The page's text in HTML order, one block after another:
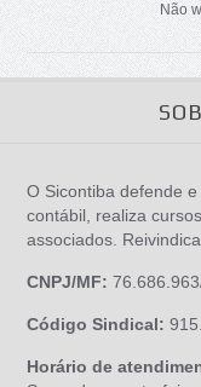
Não
O Sicontiba defende
contábil, realiza
associados.
CNPJ/MF:
Código Sindical:
Horário de